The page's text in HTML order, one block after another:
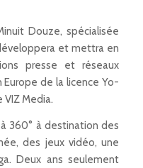
Douze, spécialisée
et mettra en
presse et réseaux
Europe de la licence Yo-
VIZ Media.
360° à destination des
des jeux vidéo, une
Deux ans seulement